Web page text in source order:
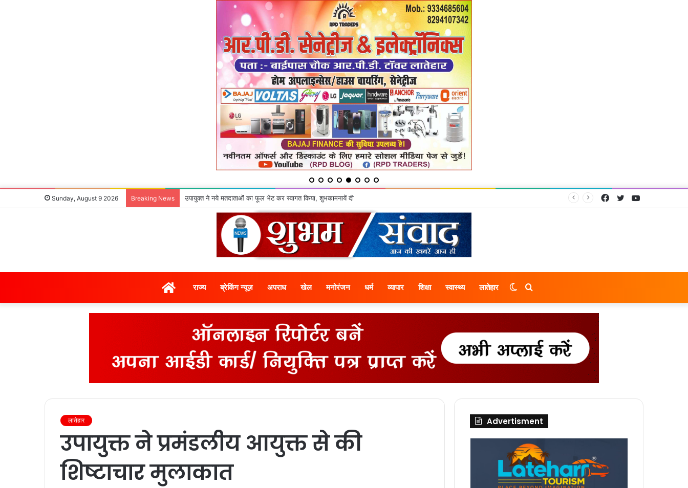
Sunday, August 9 2026 Breaking News शहीद निर्मल महतो का बलिदान झारखंड आंदोलन की अमूल्य विरासत : आंदोलनकारी YouTube
Twitter
Facebook
होम राज्‍य ब्रेकिंग न्यूज़ अपराध खेल मनोरंजन धर्म व्यापार शिक्षा स्वास्थ्य लातेहार Search
Switch
लातेहार
उपायुक्त ने प्रमंडलीय आयुक्त से की
शिष्टाचार मुलाकात
Advertisment